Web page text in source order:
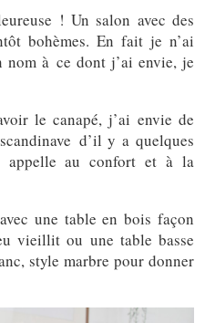
! Un salon avec des
bohèmes. En fait je n’ai
nom à ce dont j’ai envie, je
le canapé, j’ai envie de
d’il y a quelques
appelle au confort et à la
une table en bois façon
vieillit ou une table basse
style marbre pour donner